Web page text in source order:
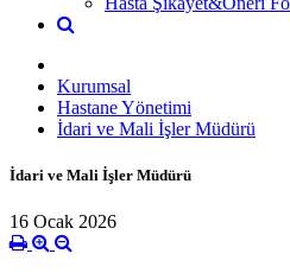
Kurumsal
Hastane Yönetimi
İdari ve Mali İşler Müdürü
İdari ve Mali İşler Müdürü
16 Ocak 2026